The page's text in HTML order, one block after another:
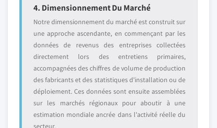
4. Dimensionnement Du Marché
Notre dimensionnement du marché est construit sur
une approche ascendante, en commençant par les
données de revenus des entreprises collectées
directement lors des entretiens primaires,
accompagnées des chiffres de volume de production
des fabricants et des statistiques d'installation ou de
déploiement. Ces données sont ensuite assemblées
sur les marchés régionaux pour aboutir à une
estimation mondiale ancrée dans l'activité réelle du
secteur.